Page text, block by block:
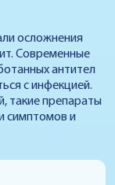
осложнения
Современные
антител
с инфекцией.
такие препараты
симптомов и